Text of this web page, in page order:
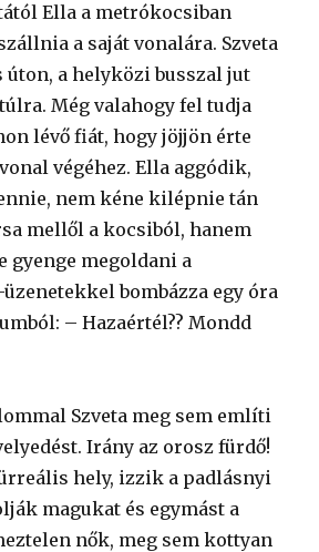
Ella a metrókocsiban
a saját vonalára. Szveta
úton, a helyközi busszal jut
Még valahogy fel tudja
lévő fiát, hogy jöjjön érte
végéhez. Ella aggódik,
nem kéne kilépnie tán
mellől a kocsiból, hanem
gyenge megoldani a
bombázza egy óra
– Hazaértél?? Mondd
Szveta meg sem említi
Irány az orosz fürdő!
hely, izzik a padlásnyi
magukat és egymást a
nők, meg sem kottyan